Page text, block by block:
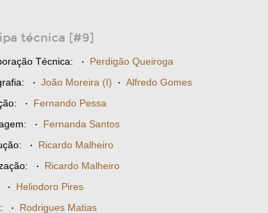
técnica [#9]
Técnica: · Perdigão Queiroga
· João Moreira (I) · Alfredo Gomes
· Fernando Pessa
· Fernanda Santos
· Ricardo Malheiro
· Ricardo Malheiro
· Heliodoro Pires
· Rodrigues Matias